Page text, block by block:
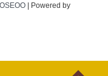
| Powered by